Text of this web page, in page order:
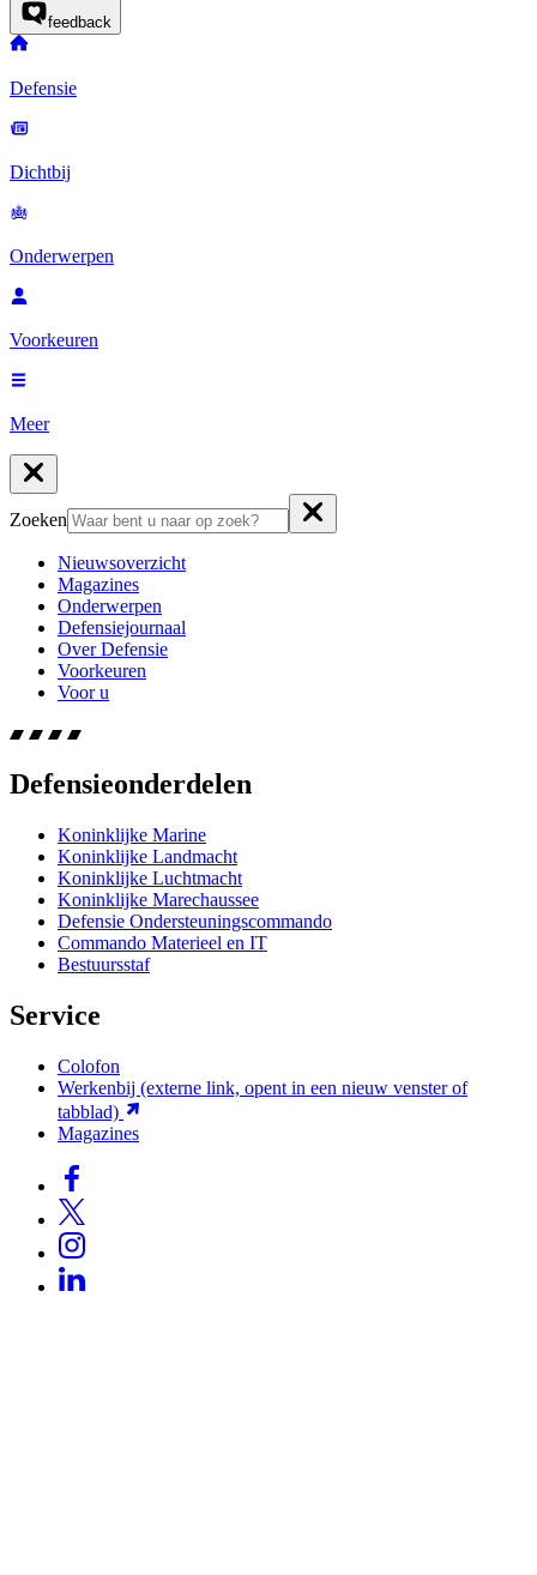
feedback
Defensie
Dichtbij
Onderwerpen
Voorkeuren
Meer
Zoeken
Nieuwsoverzicht
Magazines
Onderwerpen
Defensiejournaal
Over Defensie
Voorkeuren
Voor u
Defensieonderdelen
Koninklijke Marine
Koninklijke Landmacht
Koninklijke Luchtmacht
Koninklijke Marechaussee
Defensie Ondersteuningscommando
Commando Materieel en IT
Bestuursstaf
Service
Colofon
Werkenbij (externe link, opent in een nieuw venster of
tabblad)
Magazines